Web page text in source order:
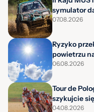
symulator
07.08.2026
Ryzyko
powietrzu
06.08.2026
Tour de
szykujcie
04.08.2026